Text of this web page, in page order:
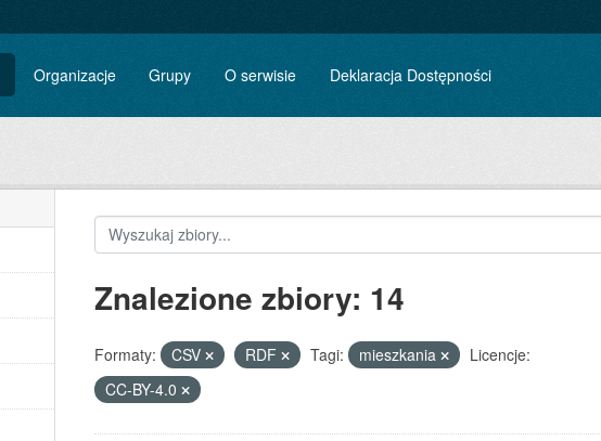
Organizacje Grupy O serwisie Deklaracja Dostępności
Znalezione zbiory: 14
Formaty: CSV RDF Tagi: mieszkania
Licencje:
CC-BY-4.0